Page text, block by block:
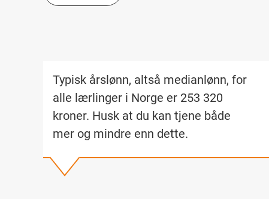
Typisk årslønn, altså medianlønn, for
alle lærlinger i Norge er 253 320
kroner. Husk at du kan tjene både
mer og mindre enn dette.